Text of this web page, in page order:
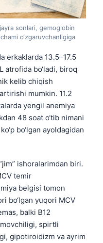
sonlari, gemoglobin
o‘zgaruvchanligiga
erkaklarda 13.5–17.5
atrofida bo‘ladi, biroq
kelib chiqish
mumkin. 11.2
yengil anemiya
48 soat o‘tib nimani
bo‘lgan ayoldagidan
ishoralarimdan biri.
temir
belgisi tomon
bo‘lgan yuqori MCV
balki B12
spirtli
gipotiroidizm va ayrim